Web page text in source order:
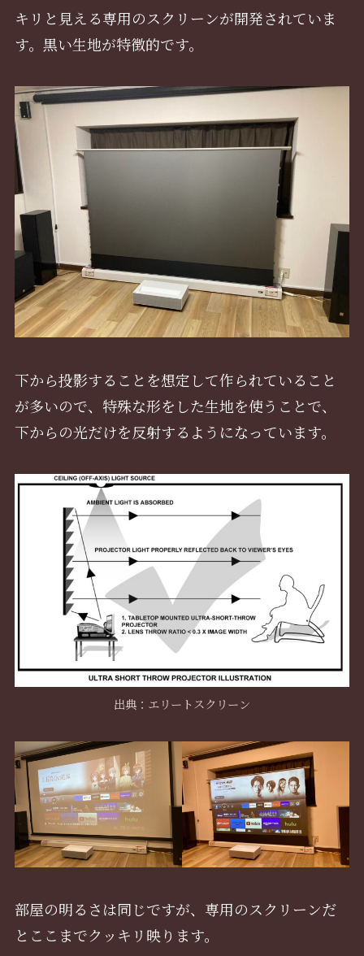
キリと見える専用のスクリーンが開発されていま
す。黒い生地が特徴的です。
下から投影することを想定して作られていること
が多いので、特殊な形をした生地を使うことで、
下からの光だけを反射するようになっています。
出典：エリートスクリーン
部屋の明るさは同じですが、専用のスクリーンだ
とここまでクッキリ映ります。